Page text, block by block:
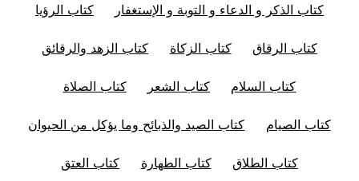
كتاب الذكر و الدعاء و التوبة و الإستغفار كتاب الرؤيا
كتاب الرقاق كتاب الزكاة كتاب الزهد والرقائق
كتاب السلام كتاب الشعر كتاب الصلاة
كتاب الصيام كتاب الصيد والذبائح وما يؤكل من الحيوان
كتاب الطلاق كتاب الطهارة كتاب العتق